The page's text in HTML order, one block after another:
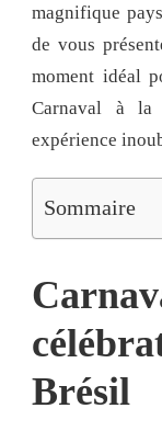
magnifique
de vous
moment idéal
Carnaval à la
expérience
Sommaire
Brésil